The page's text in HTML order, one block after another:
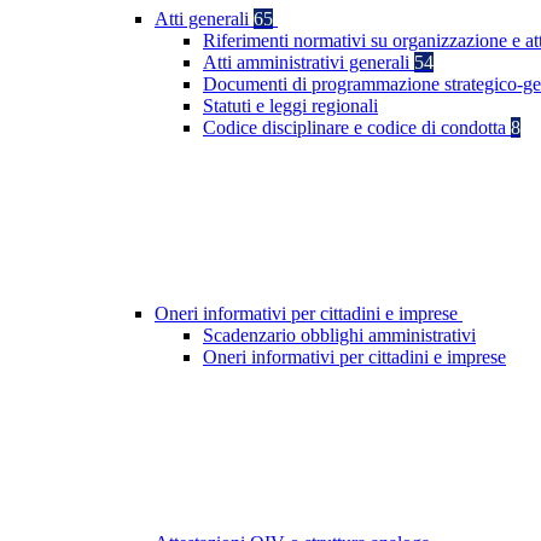
Atti generali 65
Riferimenti normativi su organizzazione e
Atti amministrativi generali 54
Documenti di programmazione strategico-
Statuti e leggi regionali
Codice disciplinare e codice di condotta 8
Oneri informativi per cittadini e imprese
Scadenzario obblighi amministrativi
Oneri informativi per cittadini e imprese